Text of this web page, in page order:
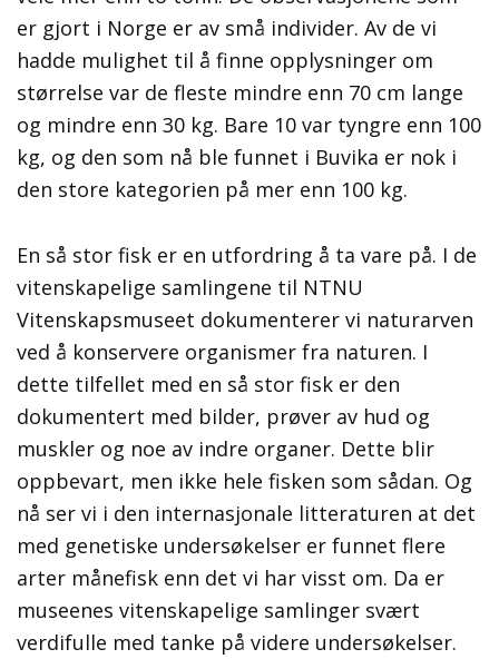
er gjort i Norge er av små individer. Av de vi
hadde mulighet til å finne opplysninger om
størrelse var de fleste mindre enn 70 cm lange
og mindre enn 30 kg. Bare 10 var tyngre enn 100
kg, og den som nå ble funnet i Buvika er nok i
den store kategorien på mer enn 100 kg.
En så stor fisk er en utfordring å ta vare på. I de
vitenskapelige samlingene til NTNU
Vitenskapsmuseet dokumenterer vi naturarven
ved å konservere organismer fra naturen. I
dette tilfellet med en så stor fisk er den
dokumentert med bilder, prøver av hud og
muskler og noe av indre organer. Dette blir
oppbevart, men ikke hele fisken som sådan. Og
nå ser vi i den internasjonale litteraturen at det
med genetiske undersøkelser er funnet flere
arter månefisk enn det vi har visst om. Da er
museenes vitenskapelige samlinger svært
verdifulle med tanke på videre undersøkelser.